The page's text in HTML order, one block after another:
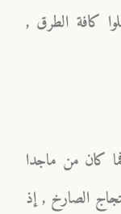
كافة الطرق ,
كان من ماجدا
الصارخ , إذ